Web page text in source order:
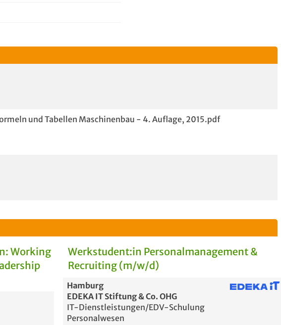
und Tabellen Maschinenbau - 4. Auflage, 2015.pdf
Working
Werkstudent:in Personalmanagement &
Recruiting (m/w/d)
Hamburg
EDEKA IT Stiftung & Co. OHG
IT-Dienstleistungen/EDV-Schulung
Personalwesen